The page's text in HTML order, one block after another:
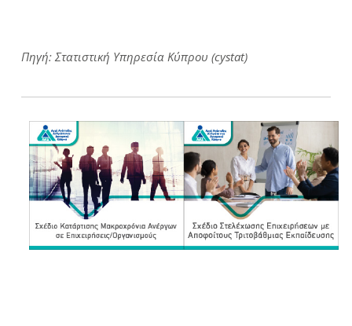
Πηγή: Στατιστική Υπηρεσία Κύπρου (cystat)